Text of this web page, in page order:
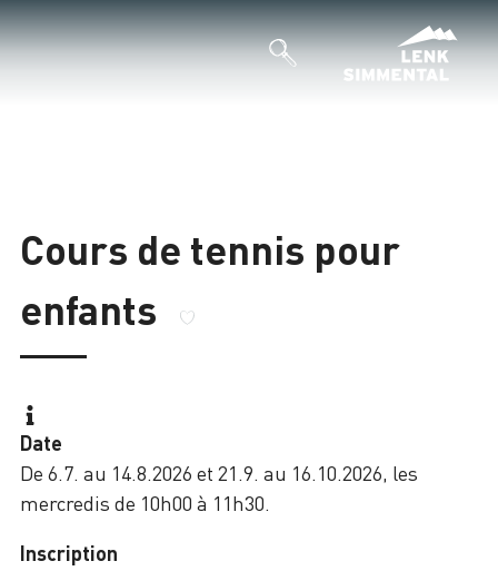
Cours de tennis pour
enfants
Date
De 6.7. au 14.8.2026 et 21.9. au 16.10.2026, les
mercredis de 10h00 à 11h30.
Inscription